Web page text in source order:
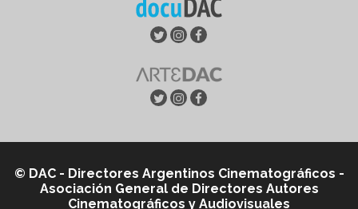
© DAC - Directores Argentinos Cinematográficos -
Asociación General de Directores Autores
Cinematográficos y Audiovisuales